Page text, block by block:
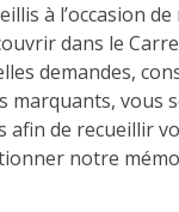
à l’occasion
dans le
demandes,
marquants, vous
afin de recueillir
notre